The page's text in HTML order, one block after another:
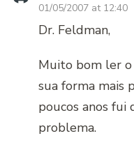
01/05/2007 at 12:40
Dr. Feldman,
Muito bom ler
sua forma mais
poucos anos fui
problema.